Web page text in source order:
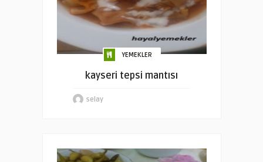
YEMEKLER
kayseri tepsi mantısı
selay